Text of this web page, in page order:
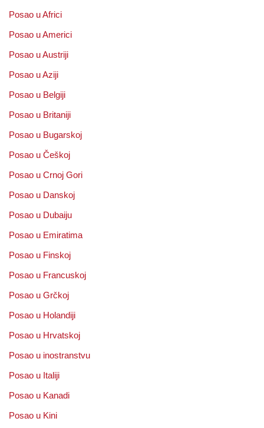
Posao u Africi
Posao u Americi
Posao u Austriji
Posao u Aziji
Posao u Belgiji
Posao u Britaniji
Posao u Bugarskoj
Posao u Češkoj
Posao u Crnoj Gori
Posao u Danskoj
Posao u Dubaiju
Posao u Emiratima
Posao u Finskoj
Posao u Francuskoj
Posao u Grčkoj
Posao u Holandiji
Posao u Hrvatskoj
Posao u inostranstvu
Posao u Italiji
Posao u Kanadi
Posao u Kini